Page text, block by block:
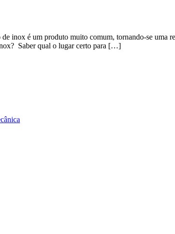
inox é um produto muito comum, tornando-se uma
Saber qual o lugar certo para […]